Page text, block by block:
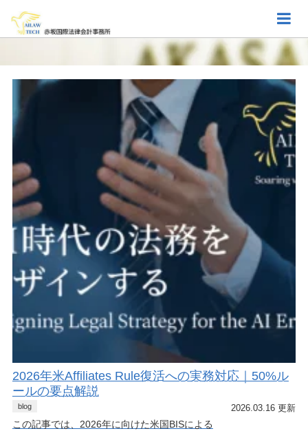
2026年米Affiliates Rule復活への実務対応｜50%ル
ールの要点解説
blog 2026.03.16 更新
この記事では、2026年に向けた米国BISによる